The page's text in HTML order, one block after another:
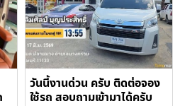
วันนี้งานด่วน ครับ ติดต่อจอง
ใช้รถ สอบถามเข้ามาได้ครับ